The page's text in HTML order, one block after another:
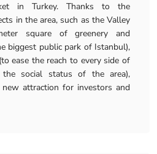
in Turkey. Thanks to the
in the area, such as the Valley
square of greenery and
biggest public park of Istanbul),
ease the reach to every side of
social status of the area),
new attraction for investors and